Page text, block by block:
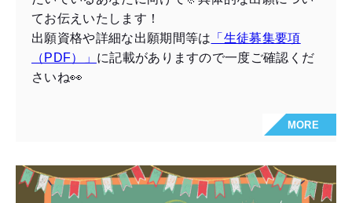
てお伝えいたします！
出願資格や詳細な出願期間等は 「生徒募集要項
（PDF）」 に記載がありますので一度ご確認くだ
さいね👀
MORE